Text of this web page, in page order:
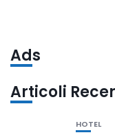
Ads
Articoli
HOTEL